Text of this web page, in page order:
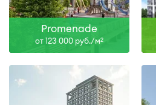
Promenade
от 123 000 руб./м2